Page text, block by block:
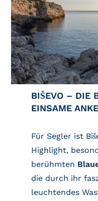
BIŠEVO – DIE
EINSAME
Für Segler ist
Highlight,
berühmten
die durch ihr
leuchtendes